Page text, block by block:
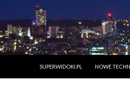
SUPERWIDOKI.PL
NOWE